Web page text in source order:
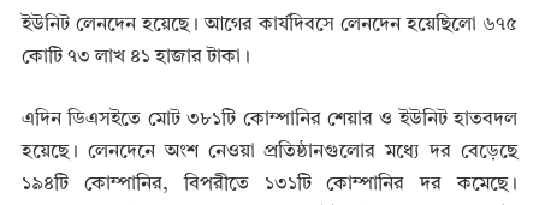
ইউনিট লেনদেন হয়েছে। আগের কার্যদিবসে লেনদেন হয়েছিলো ৬৭৫
কোটি ৭৩ লাখ ৪১ হাজার টাকা।
এদিন ডিএসইতে মোট ৩৮১টি কোম্পানির শেয়ার ও ইউনিট হাতবদল
হয়েছে। লেনদেনে অংশ নেওয়া প্রতিষ্ঠানগুলোর মধ্যে দর বেড়েছে
১৯৪টি কোম্পানির, বিপরীতে ১৩১টি কোম্পানির দর কমেছে।